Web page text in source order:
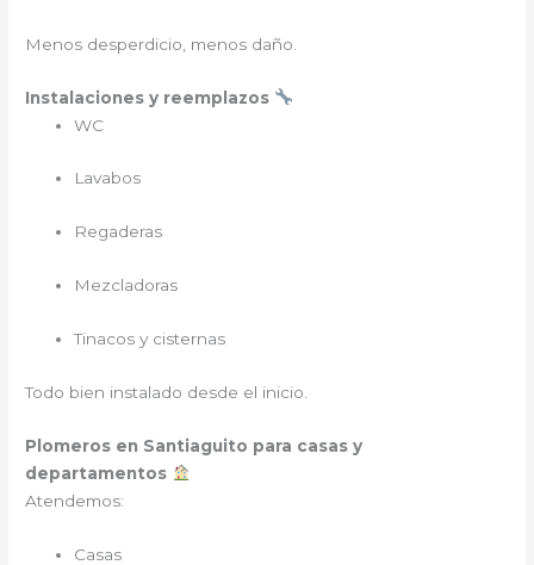
Menos desperdicio, menos daño.
Instalaciones y reemplazos
WC
Lavabos
Regaderas
Mezcladoras
Tinacos y cisternas
Todo bien instalado desde el inicio.
Plomeros en Santiaguito para casas y
departamentos
Atendemos:
Casas